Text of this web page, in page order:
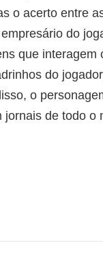
o acerto entre
do
que interagem
do
o
jornais de todo o